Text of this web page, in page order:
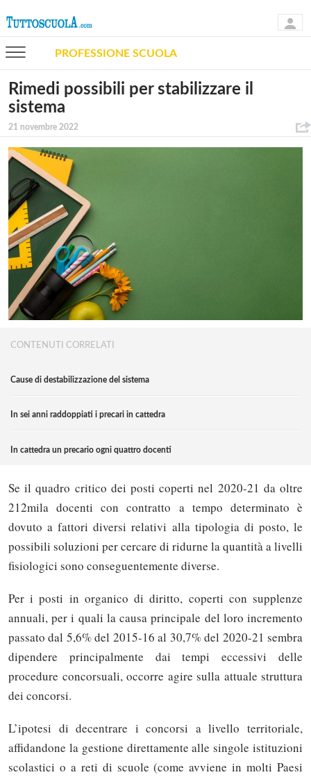
PROFESSIONE SCUOLA
Rimedi possibili per stabilizzare il
sistema
21 novembre 2022
CONTENUTI CORRELATI
Cause di destabilizzazione del sistema
In sei anni raddoppiati i precari in cattedra
In cattedra un precario ogni quattro docenti
Se il quadro critico dei posti coperti nel 2020-21 da oltre
212mila docenti con contratto a tempo determinato è
dovuto a fattori diversi relativi alla tipologia di posto, le
possibili soluzioni per cercare di ridurne la quantità a livelli
fisiologici sono conseguentemente diverse.
Per i posti in organico di diritto, coperti con supplenze
annuali, per i quali la causa principale del loro incremento
passato dal 5,6% del 2015-16 al 30,7% del 2020-21 sembra
dipendere principalmente dai tempi eccessivi delle
procedure concorsuali, occorre agire sulla attuale struttura
dei concorsi.
L’ipotesi di decentrare i concorsi a livello territoriale,
affidandone la gestione direttamente alle singole istituzioni
scolastici o a reti di scuole (come avviene in molti Paesi